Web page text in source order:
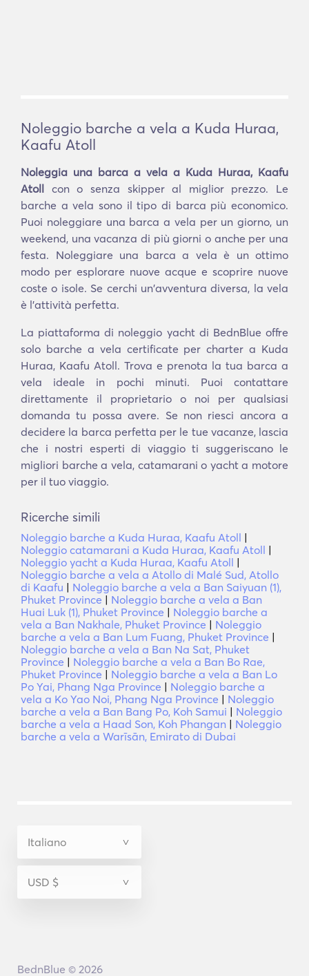
Noleggio barche a vela a Kuda Huraa,
Kaafu Atoll
Noleggia una barca a vela a Kuda Huraa, Kaafu
Atoll con o senza skipper al miglior prezzo. Le
barche a vela sono il tipo di barca più economico.
Puoi noleggiare una barca a vela per un giorno, un
weekend, una vacanza di più giorni o anche per una
festa. Noleggiare una barca a vela è un ottimo
modo per esplorare nuove acque e scoprire nuove
coste o isole. Se cerchi un'avventura diversa, la vela
è l'attività perfetta.
La piattaforma di noleggio yacht di BednBlue offre
solo barche a vela certificate per charter a Kuda
Huraa, Kaafu Atoll. Trova e prenota la tua barca a
vela ideale in pochi minuti. Puoi contattare
direttamente il proprietario o noi per qualsiasi
domanda tu possa avere. Se non riesci ancora a
decidere la barca perfetta per le tue vacanze, lascia
che i nostri esperti di viaggio ti suggeriscano le
migliori barche a vela, catamarani o yacht a motore
per il tuo viaggio.
Ricerche simili
Noleggio barche a Kuda Huraa, Kaafu Atoll |
Noleggio catamarani a Kuda Huraa, Kaafu Atoll |
Noleggio yacht a Kuda Huraa, Kaafu Atoll |
Noleggio barche a vela a Atollo di Malé Sud, Atollo
di Kaafu | Noleggio barche a vela a Ban Saiyuan (1),
Phuket Province | Noleggio barche a vela a Ban
Huai Luk (1), Phuket Province | Noleggio barche a
vela a Ban Nakhale, Phuket Province | Noleggio
barche a vela a Ban Lum Fuang, Phuket Province |
Noleggio barche a vela a Ban Na Sat, Phuket
Province | Noleggio barche a vela a Ban Bo Rae,
Phuket Province | Noleggio barche a vela a Ban Lo
Po Yai, Phang Nga Province | Noleggio barche a
vela a Ko Yao Noi, Phang Nga Province | Noleggio
barche a vela a Ban Bang Po, Koh Samui | Noleggio
barche a vela a Haad Son, Koh Phangan | Noleggio
barche a vela a Warīsān, Emirato di Dubai
BednBlue © 2026